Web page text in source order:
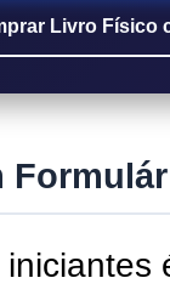
Livro Físico